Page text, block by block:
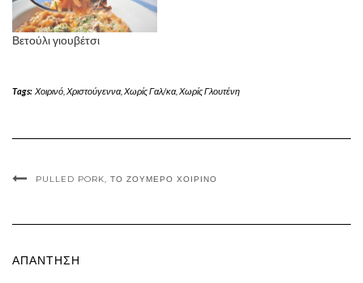
Βετούλι γιουβέτσι
Tags: Χοιρινό, Χριστούγεννα, Χωρίς Γαλ/κα, Χωρίς Γλουτένη
PULLED PORK, ΤΟ ΖΟΥΜΕΡΌ ΧΟΙΡΙΝΌ
ΑΠΆΝΤΗΣΗ